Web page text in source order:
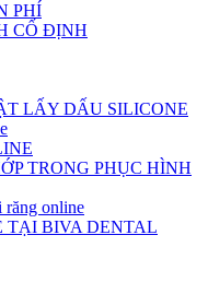
PHÍ
CỐ ĐỊNH
LẤY DẤU SILICONE
TRONG PHỤC HÌNH
online
TẠI BIVA DENTAL